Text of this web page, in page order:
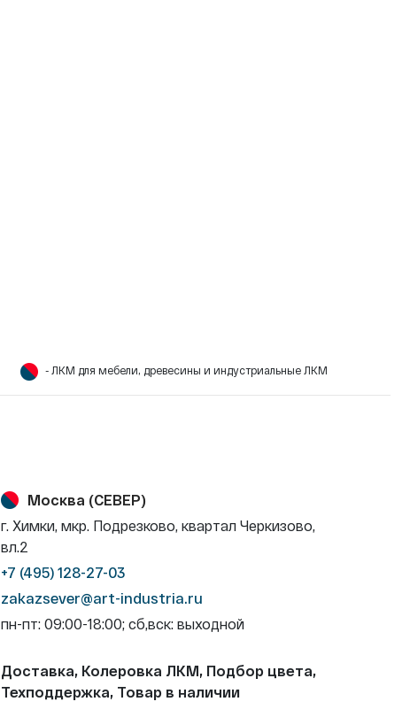
- ЛКМ для мебели, древесины и индустриальные ЛКМ
Москва (СЕВЕР)
г. Химки, мкр. Подрезково, квартал Черкизово,
вл.2
+7 (495) 128-27-03
zakazsever@art-industria.ru
пн-пт: 09:00-18:00; сб,вск: выходной
Доставка, Колеровка ЛКМ, Подбор цвета,
Техподдержка, Товар в наличии